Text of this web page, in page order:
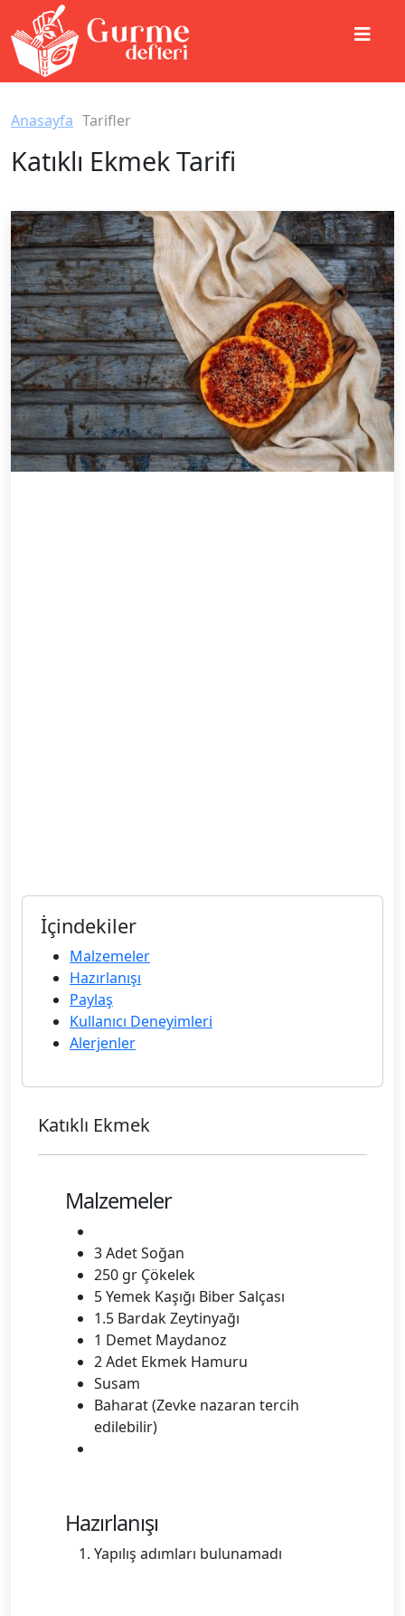
Anasayfa Tarifler
Katıklı Ekmek Tarifi
İçindekiler
Malzemeler
Hazırlanışı
Paylaş
Kullanıcı Deneyimleri
Alerjenler
Katıklı Ekmek
Malzemeler
3 Adet Soğan
250 gr Çökelek
5 Yemek Kaşığı Biber Salçası
1.5 Bardak Zeytinyağı
1 Demet Maydanoz
2 Adet Ekmek Hamuru
Susam
Baharat (Zevke nazaran tercih
edilebilir)
Hazırlanışı
Yapılış adımları bulunamadı